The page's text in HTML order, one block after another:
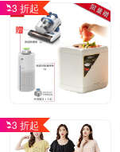
3 折起
3 折起